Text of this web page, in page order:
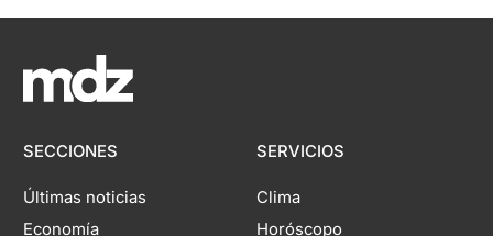
SECCIONES
Últimas noticias
Economía
SERVICIOS
Clima
Horóscopo